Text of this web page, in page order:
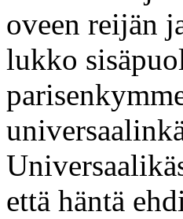
oveen reijän
lukko
että häntä